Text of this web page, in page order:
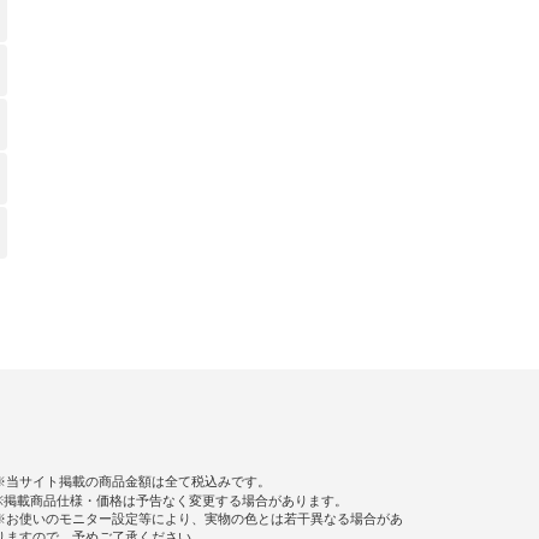
サイト掲載の商品金額は全て税込みです。
載商品仕様・価格は予告なく変更する場合があります。
使いのモニター設定等により、実物の色とは若干異なる場合があ